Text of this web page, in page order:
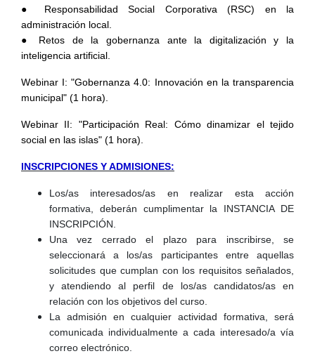
● Responsabilidad Social Corporativa (RSC) en la
administración local.
● Retos de la gobernanza ante la digitalización y la
inteligencia artificial.
Webinar I: "Gobernanza 4.0: Innovación en la transparencia
municipal" (1 hora).
Webinar II: "Participación Real: Cómo dinamizar el tejido
social en las islas" (1 hora).
INSCRIPCIONES Y ADMISIONES:
Los/as interesados/as en realizar esta acción
formativa, deberán cumplimentar la INSTANCIA DE
INSCRIPCIÓN.
Una vez cerrado el plazo para inscribirse, se
seleccionará a los/as participantes entre aquellas
solicitudes que cumplan con los requisitos señalados,
y atendiendo al perfil de los/as candidatos/as en
relación con los objetivos del curso.
La admisión en cualquier actividad formativa, será
comunicada individualmente a cada interesado/a vía
correo electrónico.